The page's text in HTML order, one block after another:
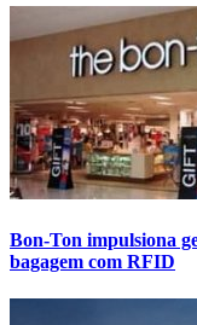
Bon-Ton impulsiona
bagagem com RFID